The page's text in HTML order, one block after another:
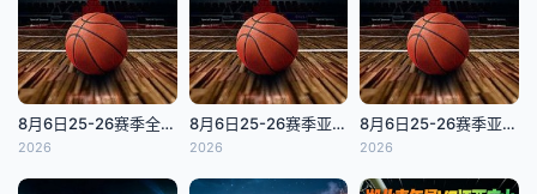
8月6日25-26赛季全国青年篮球联赛 新疆广汇60VS75龙狮青年
2026
8月6日25-26赛季亚洲大学生篮球联赛 早稻田大学VS高丽大学
2026
8月6日25-26赛季亚洲大学生篮球联赛 清华大学VS菲律宾大学
2026